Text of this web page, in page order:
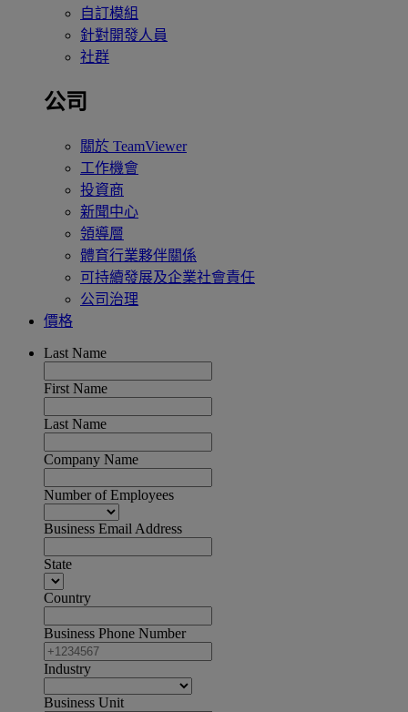
自訂模組
針對開發人員
社群
公司
關於 TeamViewer
工作機會
投資商
新聞中心
領導層
體育行業夥伴關係
可持續發展及企業社會責任
公司治理
價格
Last Name
First Name
Last Name
Company Name
Number of Employees
Business Email Address
State
Country
Business Phone Number
Industry
Business Unit